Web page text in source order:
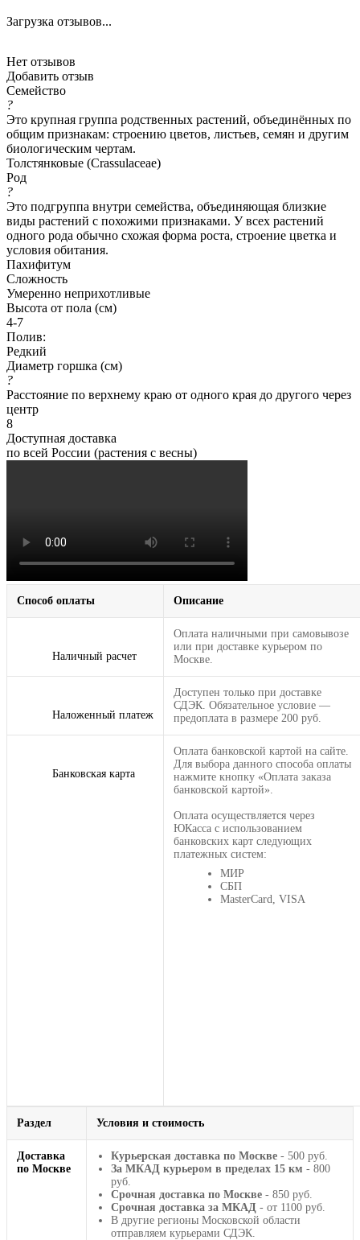
Загрузка отзывов...
Нет отзывов
Добавить отзыв
Семейство
?
Это крупная группа родственных растений, объединённых по
общим признакам: строению цветов, листьев, семян и другим
биологическим чертам.
Толстянковые (Crassulaceae)
Род
?
Это подгруппа внутри семейства, объединяющая близкие
виды растений с похожими признаками. У всех растений
одного рода обычно схожая форма роста, строение цветка и
условия обитания.
Пахифитум
Сложность
Умеренно неприхотливые
Высота от пола (см)
4-7
Полив:
Редкий
Диаметр горшка (см)
?
Расстояние по верхнему краю от одного края до другого через
центр
8
Доступная доставка
по всей России (растения с весны)
Способ оплаты Описание
Наличный расчет
Оплата наличными при самовывозе
или при доставке курьером по
Москве.
Наложенный платеж
Доступен только при доставке
СДЭК. Обязательное условие —
предоплата в размере 200 руб.
Банковская карта
Оплата банковской картой на сайте.
Для выбора данного способа оплаты
нажмите кнопку «Оплата заказа
банковской картой».
Оплата осуществляется через
ЮКасса с использованием
банковских карт следующих
платежных систем:
МИР
СБП
MasterCard, VISA
Раздел Условия и стоимость
Доставка
по Москве
Курьерская доставка по Москве - 500 руб.
За МКАД курьером в пределах 15 км - 800
руб.
Срочная доставка по Москве - 850 руб.
Срочная доставка за МКАД - от 1100 руб.
В другие регионы Московской области
отправляем курьерами СДЭК.